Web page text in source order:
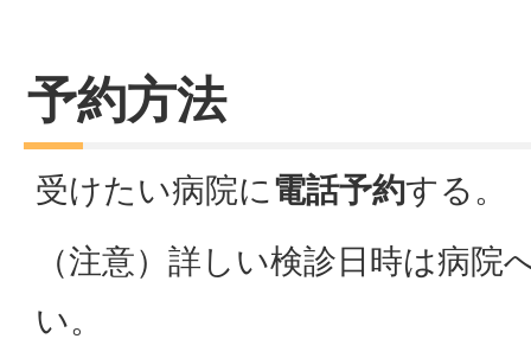
予約方法
受けたい病院に電話予約する。
（注意）詳しい検診日時は病院
い。